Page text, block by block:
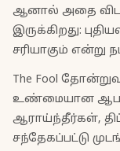
ஆனால் அதை விட
இருக்கிறது:
சரியாகும் என்று
The Fool
உண்மையான
ஆராய்ந்தீர்கள்,
சந்தேகப்பட்டு